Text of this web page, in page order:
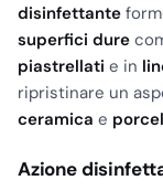
disinfettante
superfici dure
piastrellati e in
ripristinare un
ceramica e
Azione